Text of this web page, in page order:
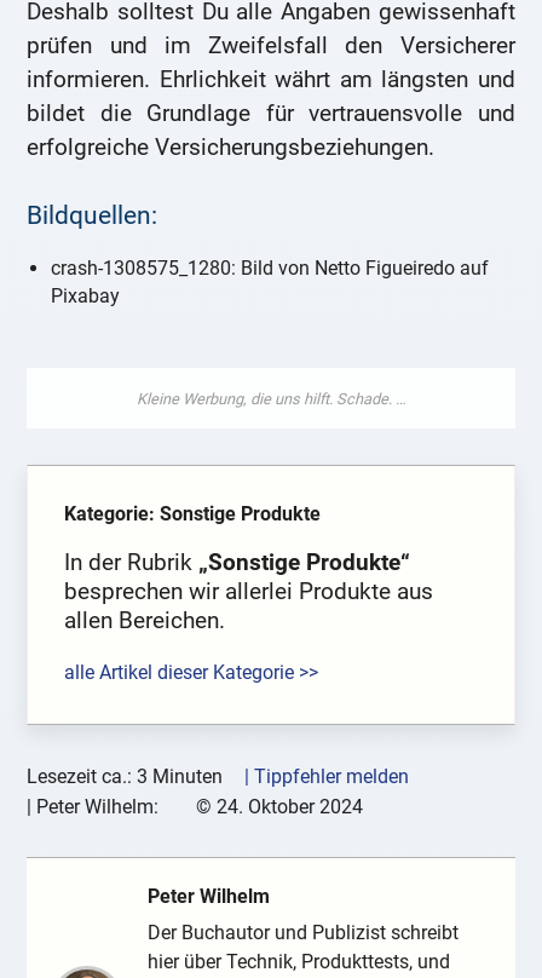
Deshalb solltest Du alle Angaben gewissenhaft
prüfen und im Zweifelsfall den Versicherer
informieren. Ehrlichkeit währt am längsten und
bildet die Grundlage für vertrauensvolle und
erfolgreiche Versicherungsbeziehungen.
Bildquellen:
crash-1308575_1280: Bild von Netto Figueiredo auf
Pixabay
Kategorie: Sonstige Produkte
In der Rubrik „Sonstige Produkte“
besprechen wir allerlei Produkte aus
allen Bereichen.
alle Artikel dieser Kategorie >>
Lesezeit ca.: 3 Minuten
| Tippfehler melden
Peter Wilhelm: © 24. Oktober 2024
Peter Wilhelm
Der Buchautor und Publizist schreibt
hier über Technik, Produkttests, und